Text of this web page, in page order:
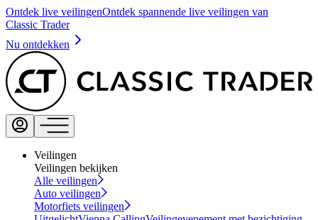
Ontdek live veilingenOntdek spannende live veilingen van
Classic Trader
Nu ontdekken
Veilingen
Veilingen bekijken
Alle veilingen
Auto veilingen
Motorfiets veilingen